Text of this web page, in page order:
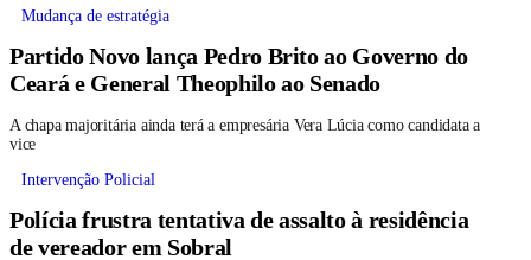
Mudança de estratégia
Partido Novo lança Pedro Brito ao Governo do
Ceará e General Theophilo ao Senado
A chapa majoritária ainda terá a empresária Vera Lúcia como candidata a
vice
Intervenção Policial
Polícia frustra tentativa de assalto à residência
de vereador em Sobral